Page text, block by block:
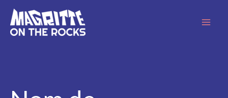
Aller
contenu